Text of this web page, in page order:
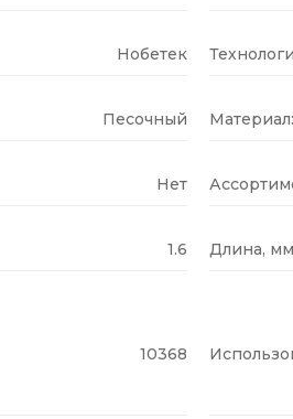
Нобетек
Песочный Материал:
Нет
1.6 Длина,
10368